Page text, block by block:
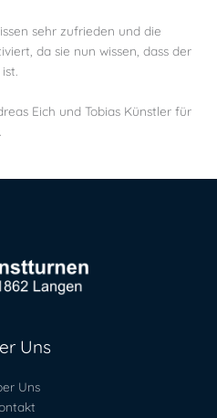
sehr zufrieden und die
da sie nun wissen, dass der
Eich und Tobias Künstler für
Uns
Uns